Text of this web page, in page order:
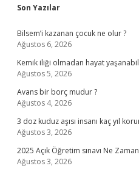
Sidebar
Son Yazılar
Bilsem’i kazanan çocuk ne olur ?
Ağustos 6, 2026
Kemik iliği olmadan hayat
Ağustos 5, 2026
Avans bir borç mudur ?
Ağustos 4, 2026
3 doz kuduz aşısı insanı kaç yıl
Ağustos 3, 2026
2025 Açık Öğretim sınavı Ne
Ağustos 3, 2026